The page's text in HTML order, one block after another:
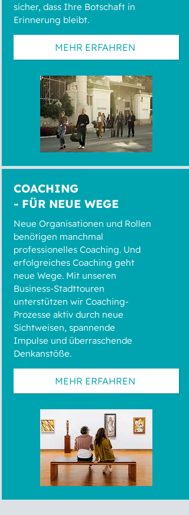
sicher, dass Ihre Botschaft in
Erinnerung bleibt.
MEHR ERFAHREN
COACHING
- FÜR NEUE WEGE
Neue Organisationen und Rollen
benötigen manchmal
professionelles Coaching. Und
erfolgreiches Coaching geht
neue Wege. Mit unseren
Business-Stadttouren
unterstützen wir Coaching-
Prozesse aktiv durch neue
Sichtweisen, spannende
Impulse und überraschende
Denkanstöße.
MEHR ERFAHREN